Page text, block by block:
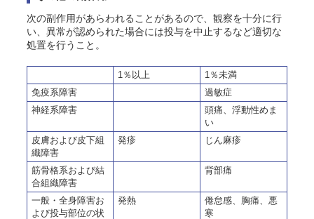
次の副作用があらわれることがあるので、観察を十分に行
い、異常が認められた場合には投与を中止するなど適切な
処置を行うこと。
1％以上
1％未満
免疫系障害
過敏症
神経系障害
頭痛、浮動性めま
い
皮膚および皮下組
織障害
発疹 じん麻疹
筋骨格系および結
合組織障害
背部痛
一般・全身障害お
よび投与部位の状
発熱
倦怠感、胸痛、悪
寒